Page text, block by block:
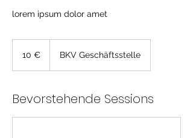
lorem ipsum dolor amet
10 € BKV Geschäftsstelle
Bevorstehende Sessions